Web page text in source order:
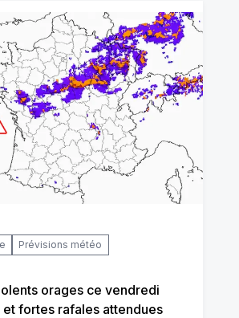
Prévisions météo
orages ce vendredi
et fortes rafales attendues